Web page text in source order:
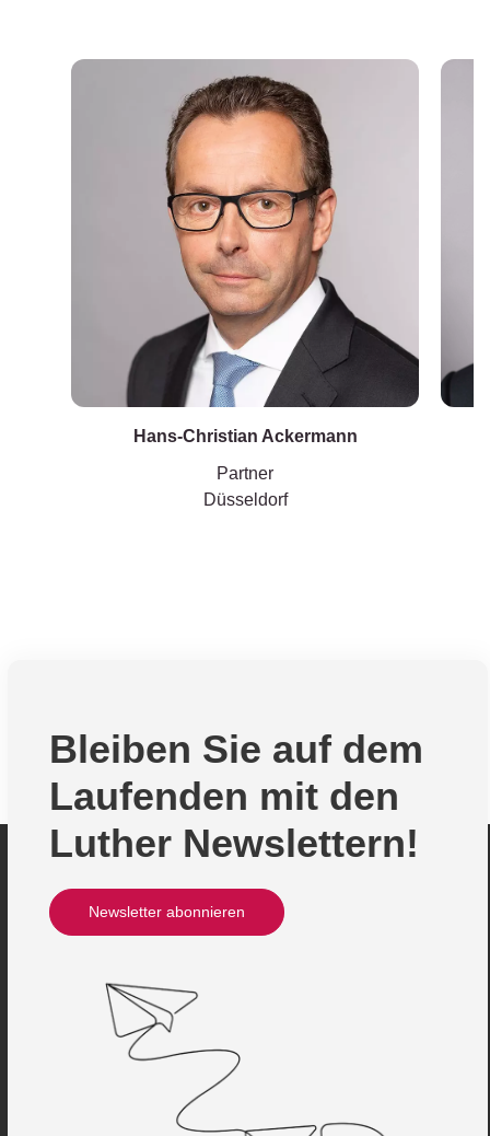
Hans-Christian Ackermann
Partner
Düsseldorf
Bleiben Sie auf dem
Laufenden mit den
Luther Newslettern!
Newsletter abonnieren